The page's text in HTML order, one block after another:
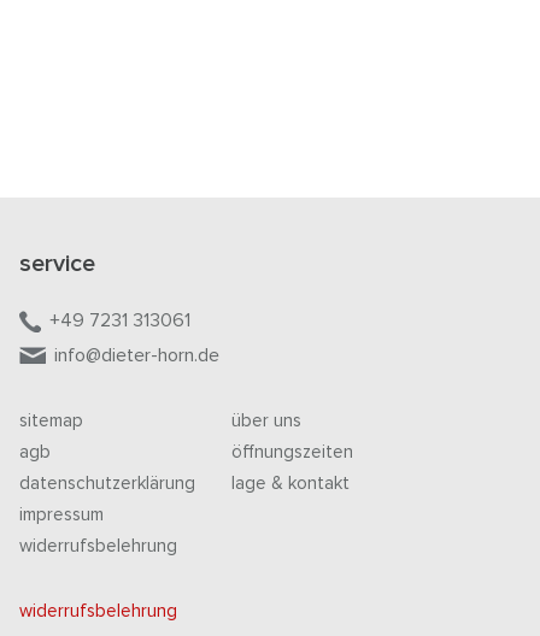
service
+49 7231 313061
info@dieter-horn.de
sitemap
agb
datenschutzerklärung
impressum
widerrufsbelehrung
über uns
öffnungszeiten
lage & kontakt
widerrufsbelehrung